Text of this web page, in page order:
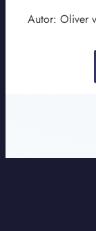
Autor: Oliver